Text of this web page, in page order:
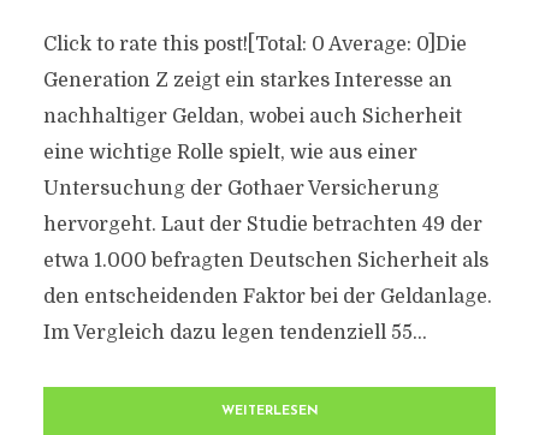
Click to rate this post![Total: 0 Average: 0]Die
Generation Z zeigt ein starkes Interesse an
nachhaltiger Geldan, wobei auch Sicherheit
eine wichtige Rolle spielt, wie aus einer
Untersuchung der Gothaer Versicherung
hervorgeht. Laut der Studie betrachten 49 der
etwa 1.000 befragten Deutschen Sicherheit als
den entscheidenden Faktor bei der Geldanlage.
Im Vergleich dazu legen tendenziell 55...
WEITERLESEN